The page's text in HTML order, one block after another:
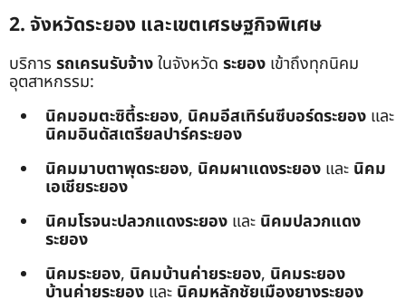
2. จังหวัดระยอง และเขตเศรษฐกิจพิเศษ
บริการ รถเครนรับจ้างในจังหวัด ระยอง เข้าถึงทุกนิคม
อุตสาหกรรม:
นิคมอมตะซิตี้ระยอง, นิคมอีสเทิร์นซีบอร์ดระยอง และ
นิคมอินดัสเตรียลปาร์คระยอง
นิคมมาบตาพุดระยอง, นิคมผาแดงระยอง และ นิคม
เอเชียระยอง
นิคมโรจนะปลวกแดงระยอง และ นิคมปลวกแดง
ระยอง
นิคมระยอง, นิคมบ้านค่ายระยอง, นิคมระยอง
บ้านค่ายระยอง และ นิคมหลักชัยเมืองยางระยอง